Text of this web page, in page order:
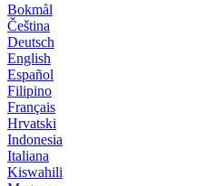
Bokmål
Čeština
Deutsch
English
Español
Filipino
Français
Hrvatski
Indonesia
Italiana
Kiswahili